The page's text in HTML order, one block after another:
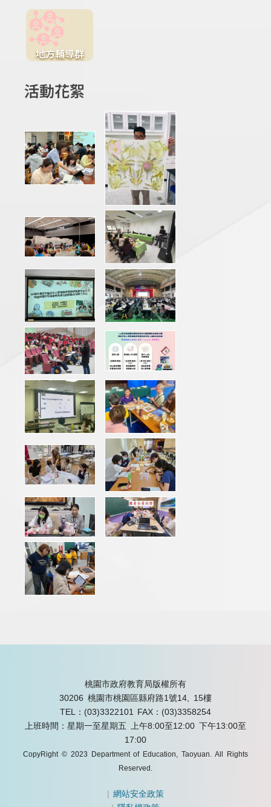
地方輔導群
活動花絮
桃園市政府教育局版權所有
30206 桃園市桃園區縣府路1號14, 15樓
TEL：(03)3322101
FAX：(03)3358254
上班時間：星期一至星期五 上午8:00至12:00 下午13:00至
17:00
CopyRight © 2023 Department of Education, Taoyuan. All Rights
Reserved.
|網站安全政策